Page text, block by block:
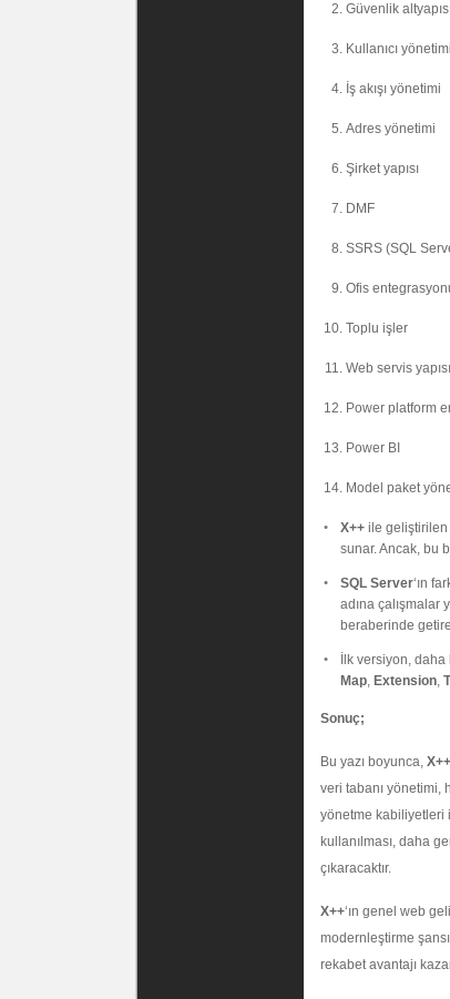
Güvenlik
Kullanıcı yönetimi
İş akışı yönetimi
Adres yönetimi
Şirket yapısı
DMF
SSRS (SQL
Ofis
Toplu işler
Web servis yapısı
Power platform
Power BI
Model paket
X++ ile
sunar. Ancak, bu
SQL Server‘ın
adına çalışmalar
beraberinde
İlk versiyon,
Map, Extension,
Sonuç;
Bu yazı boyunca, X++
veri tabanı yönetimi,
yönetme kabiliyetleri
kullanılması, daha
çıkaracaktır.
X++‘ın genel web
modernleştirme
rekabet avantajı